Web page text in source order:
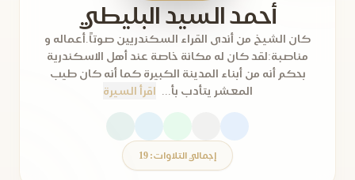
أحمد السيد البليطي
كان الشيخ من أندى القراء السكندريين صوتاً.أعماله و
مناصبة:لقد كان له مكانة خاصة عند أهل الاسكندرية
بحكم أنه من أبناء المدينة الكبيرة كما أنه كان طيب
المعشر يتأدب بأ...
اقرأ السيرة
إجمالي التلاوات: 19